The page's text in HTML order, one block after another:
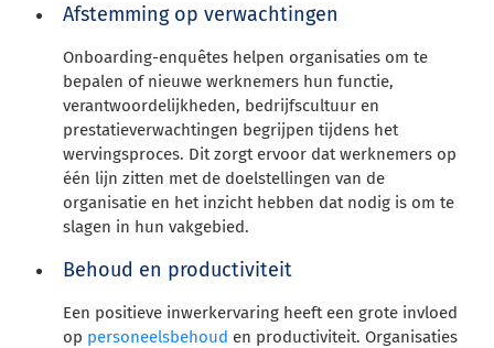
Afstemming op verwachtingen
Onboarding-enquêtes helpen organisaties om te
bepalen of nieuwe werknemers hun functie,
verantwoordelijkheden, bedrijfscultuur en
prestatieverwachtingen begrijpen tijdens het
wervingsproces. Dit zorgt ervoor dat werknemers op
één lijn zitten met de doelstellingen van de
organisatie en het inzicht hebben dat nodig is om te
slagen in hun vakgebied.
Behoud en productiviteit
Een positieve inwerkervaring heeft een grote invloed
op personeelsbehoud en productiviteit. Organisaties